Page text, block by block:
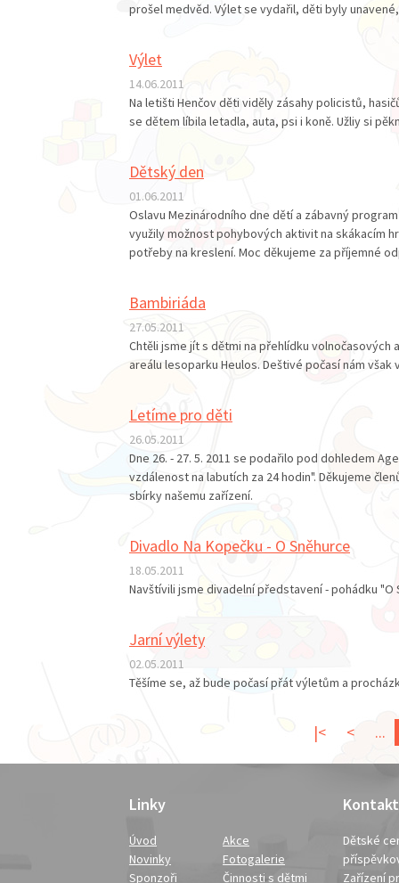
prošel medvěd. Výlet se vydařil, děti byly
Výlet
14.06.2011
Na letišti Henčov děti viděly zásahy policistů,
se dětem líbila letadla, auta, psi i koně. Užliy si
Dětský den
01.06.2011
Oslavu Mezinárodního dne dětí a zábavný
využily možnost pohybových aktivit na skákacím
potřeby na kreslení. Moc děkujeme za příjemné
Bambiriáda
27.05.2011
Chtěli jsme jít s dětmi na přehlídku volnočasových
areálu lesoparku Heulos. Deštivé počasí nám však
Letíme pro děti
26.05.2011
Dne 26. - 27. 5. 2011 se podařilo pod dohledem
vzdálenost na labutích za 24 hodin". Děkujeme
sbírky našemu zařízení.
Divadlo Na Kopečku - O Sněhurce
18.05.2011
Navštívili jsme divadelní představení - pohádku "O
Jarní výlety
02.05.2011
Těšíme se, až bude počasí přát výletům a
|< < ...
Linky
Úvod
Akce
Novinky
Fotogalerie
Sponzoři
Činnosti s dětmi
Kontakt
Dětské
Zařízení